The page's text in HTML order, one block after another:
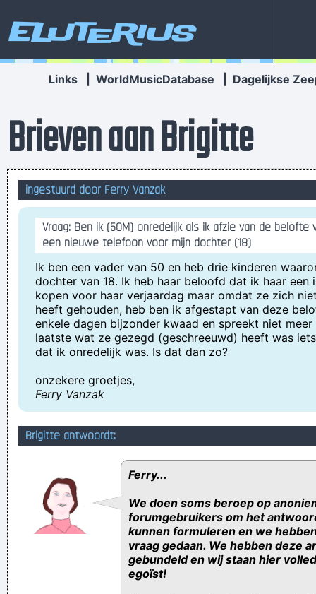
Eluterius
Links WorldMusicDatabase Dagelijkse
Brieven aan Brigitte
ingestuurd door Ferry Vanzak
Vraag: Ben ik (50M) onredelijk als ik afzie van de belofte
een nieuwe telefoon voor mijn dochter (18)
Ik ben een vader van 50 en heb drie kinderen
dochter van 18. Ik heb haar beloofd dat ik haar een
kopen voor haar verjaardag maar omdat ze zich
heeft gehouden, heb ben ik afgestapt van deze
enkele dagen bijzonder kwaad en spreekt niet
laatste wat ze gezegd (geschreeuwd) heeft was
dat ik onredelijk was. Is dat dan zo?
onzekere groetjes,
Ferry Vanzak
Brigitte antwoordt:
Ferry...
We doen soms beroep op
forumgebruikers om het
kunnen formuleren en we
vraag gedaan. We hebben deze
gebundeld en wij staan hier
egoïst!